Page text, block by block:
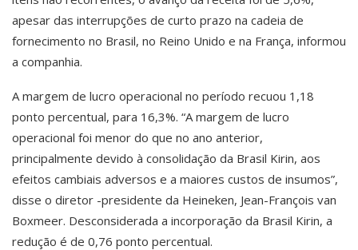
apesar das interrupções de curto prazo na cadeia de
fornecimento no Brasil, no Reino Unido e na França, informou
a companhia.
A margem de lucro operacional no período recuou 1,18
ponto percentual, para 16,3%. “A margem de lucro
operacional foi menor do que no ano anterior,
principalmente devido à consolidação da Brasil Kirin, aos
efeitos cambiais adversos e a maiores custos de insumos”,
disse o diretor -presidente da Heineken, Jean-François van
Boxmeer. Desconsiderada a incorporação da Brasil Kirin, a
redução é de 0,76 ponto percentual.